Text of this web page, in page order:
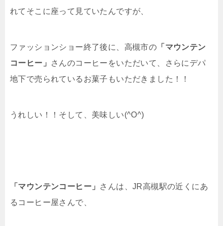
れてそこに座って見ていたんですが、
ファッションショー終了後に、高槻市の 「マウンテン
コーヒー」
さんのコーヒーをいただいて、さらにデパ
地下で売られているお菓子もいただきました！！
うれしい！！そして、美味しい(^O^)
「マウンテンコーヒー」 さんは、JR高槻駅の近くにあ
るコーヒー屋さんで、